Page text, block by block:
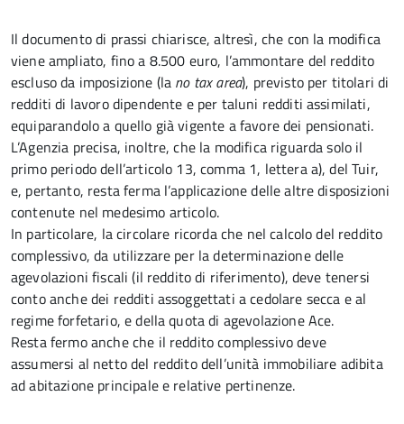
Il documento di prassi chiarisce, altresì, che con la modifica
viene ampliato, fino a 8.500 euro, l’ammontare del reddito
escluso da imposizione (la no tax area), previsto per titolari di
redditi di lavoro dipendente e per taluni redditi assimilati,
equiparandolo a quello già vigente a favore dei pensionati.
L’Agenzia precisa, inoltre, che la modifica riguarda solo il
primo periodo dell’articolo 13, comma 1, lettera a), del Tuir,
e, pertanto, resta ferma l’applicazione delle altre disposizioni
contenute nel medesimo articolo.
In particolare, la circolare ricorda che nel calcolo del reddito
complessivo, da utilizzare per la determinazione delle
agevolazioni fiscali (il reddito di riferimento), deve tenersi
conto anche dei redditi assoggettati a cedolare secca e al
regime forfetario, e della quota di agevolazione Ace.
Resta fermo anche che il reddito complessivo deve
assumersi al netto del reddito dell’unità immobiliare adibita
ad abitazione principale e relative pertinenze.